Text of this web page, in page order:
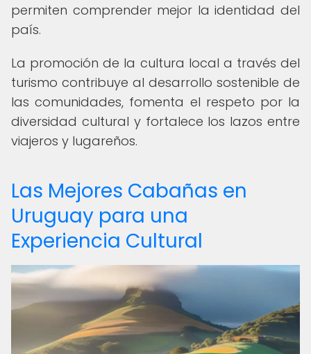
permiten comprender mejor la identidad del
país.
La promoción de la cultura local a través del
turismo contribuye al desarrollo sostenible de
las comunidades, fomenta el respeto por la
diversidad cultural y fortalece los lazos entre
viajeros y lugareños.
Las Mejores Cabañas en
Uruguay para una
Experiencia Cultural